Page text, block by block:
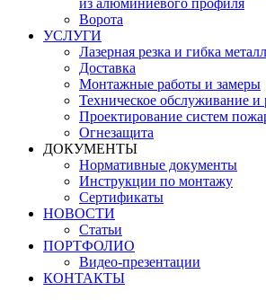
из алюминиевого профиля
Ворота
УСЛУГИ
Лазерная резка и гибка
Доставка
Монтажные работы и замеры
Техническое обслуживание и
Проектирование систем
Огнезащита
ДОКУМЕНТЫ
Нормативные документы
Инструкции по монтажу
Сертификаты
НОВОСТИ
Статьи
ПОРТФОЛИО
Видео-презентации
КОНТАКТЫ